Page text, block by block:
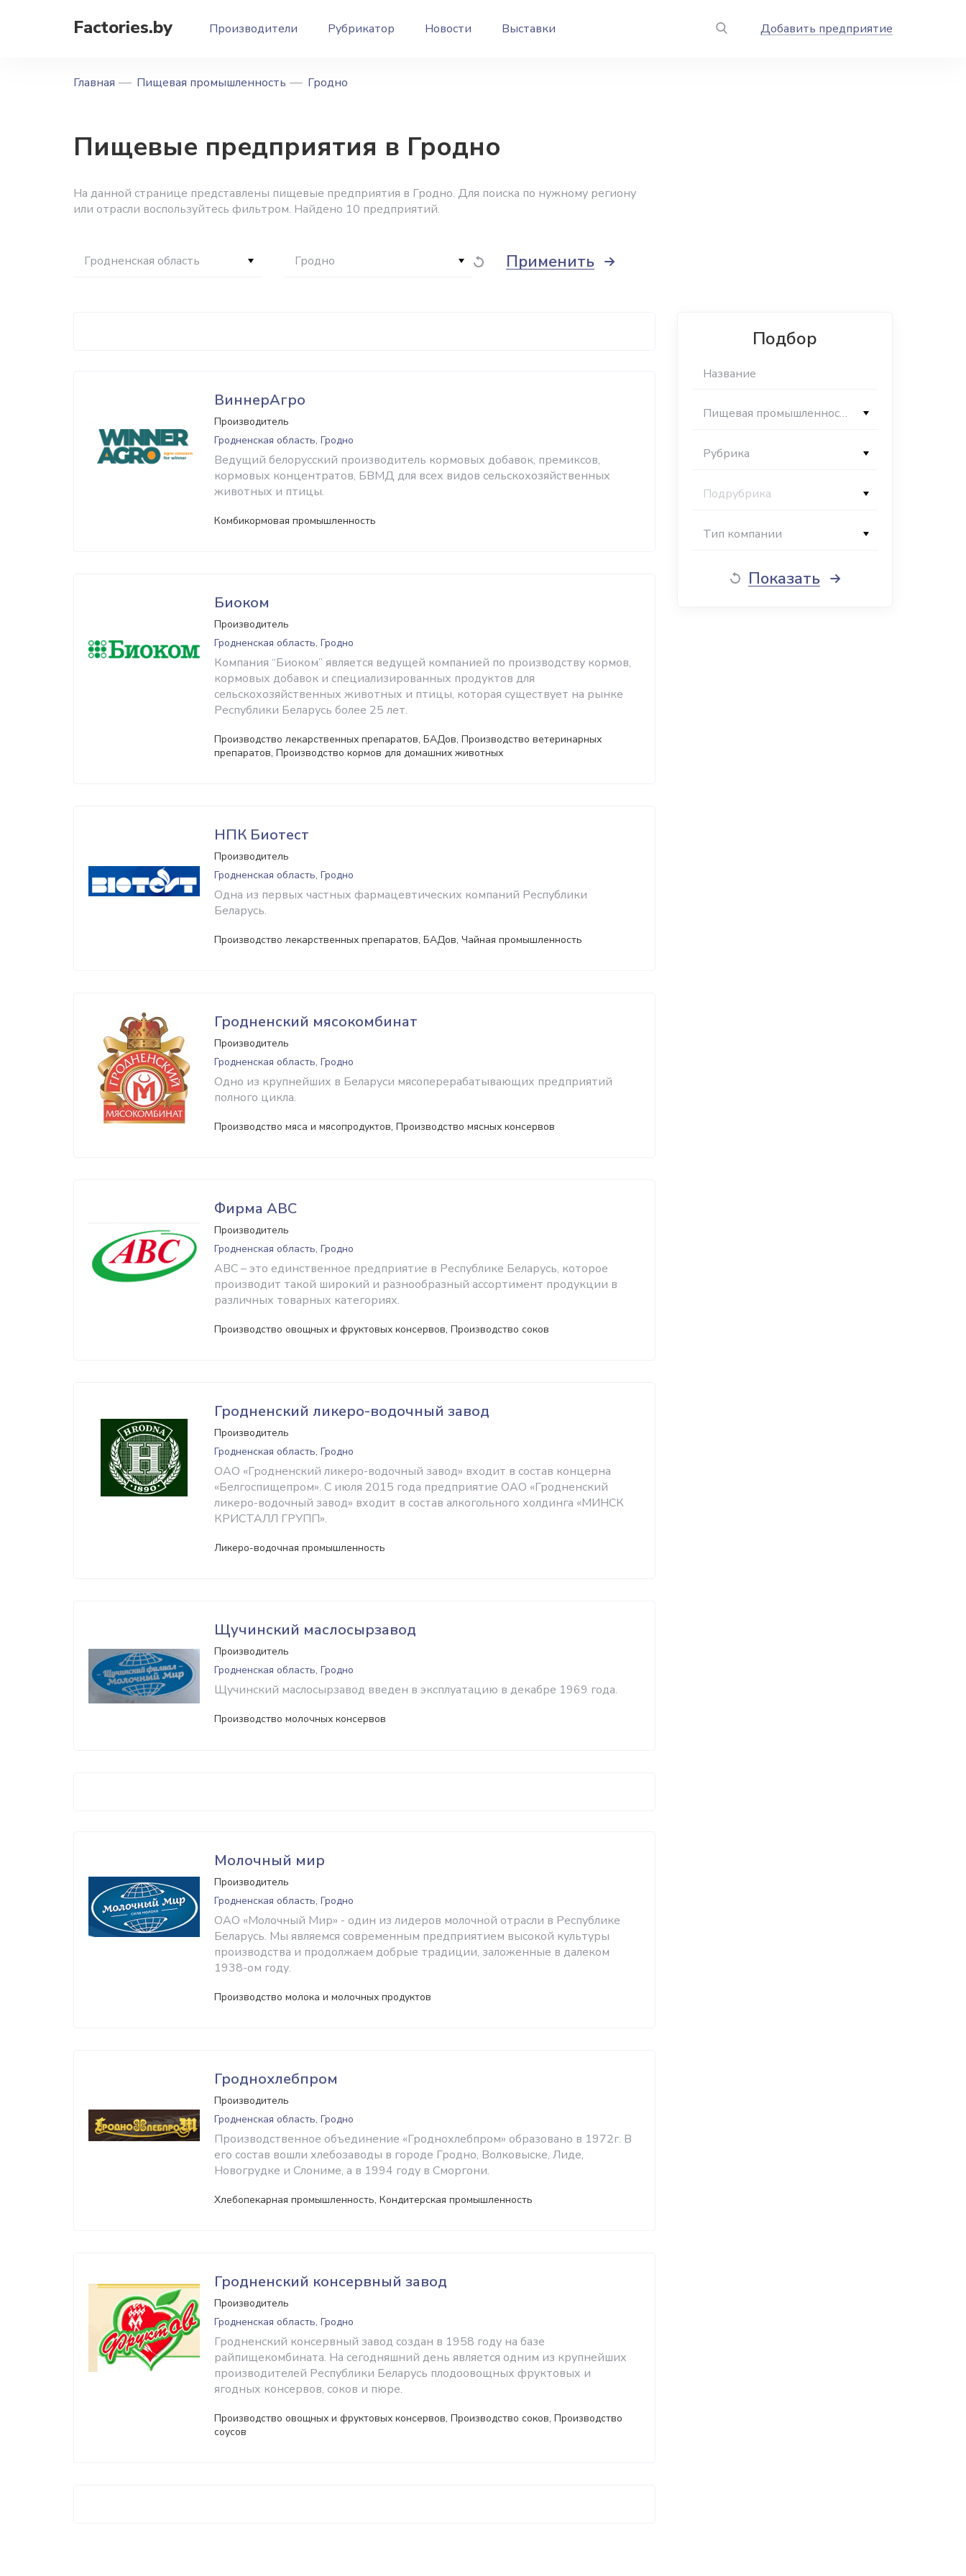
Factories.by Производители Рубрикатор Новости Выставки Добавить предприятие
Главная Пищевая промышленность Гродно
Пищевые предприятия в Гродно
На данной странице представлены пищевые предприятия в Гродно. Для поиска по нужному региону
или отрасли воспользуйтесь фильтром. Найдено 10 предприятий.
Гродненская область Гродно Применить
ВиннерАгро
Производитель
Гродненская область, Гродно
Ведущий белорусский производитель кормовых добавок, премиксов,
кормовых концентратов, БВМД для всех видов сельскохозяйственных
животных и птицы.
Комбикормовая промышленность
Биоком
Производитель
Гродненская область, Гродно
Компания “Биоком” является ведущей компанией по производству кормов,
кормовых добавок и специализированных продуктов для
сельскохозяйственных животных и птицы, которая существует на рынке
Республики Беларусь более 25 лет.
Производство лекарственных препаратов, БАДов, Производство ветеринарных
препаратов, Производство кормов для домашних животных
НПК Биотест
Производитель
Гродненская область, Гродно
Одна из первых частных фармацевтических компаний Республики
Беларусь.
Производство лекарственных препаратов, БАДов, Чайная промышленность
Гродненский мясокомбинат
Производитель
Гродненская область, Гродно
Одно из крупнейших в Беларуси мясоперерабатывающих предприятий
полного цикла.
Производство мяса и мясопродуктов, Производство мясных консервов
Фирма АВС
Производитель
Гродненская область, Гродно
АВС – это единственное предприятие в Республике Беларусь, которое
производит такой широкий и разнообразный ассортимент продукции в
различных товарных категориях.
Производство овощных и фруктовых консервов, Производство соков
Гродненский ликеро-водочный завод
Производитель
Гродненская область, Гродно
ОАО «Гродненский ликеро-водочный завод» входит в состав концерна
«Белгоспищепром». С июля 2015 года предприятие ОАО «Гродненский
ликеро-водочный завод» входит в состав алкогольного холдинга «МИНСК
КРИСТАЛЛ ГРУПП».
Ликеро-водочная промышленность
Щучинский маслосырзавод
Производитель
Гродненская область, Гродно
Щучинский маслосырзавод введен в эксплуатацию в декабре 1969 года.
Производство молочных консервов
Молочный мир
Производитель
Гродненская область, Гродно
ОАО «Молочный Мир» - один из лидеров молочной отрасли в Республике
Беларусь. Мы являемся современным предприятием высокой культуры
производства и продолжаем добрые традиции, заложенные в далеком
1938-ом году.
Производство молока и молочных продуктов
Гроднохлебпром
Производитель
Гродненская область, Гродно
Производственное объединение «Гроднохлебпром» образовано в 1972г. В
его состав вошли хлебозаводы в городе Гродно, Волковыске, Лиде,
Новогрудке и Слониме, а в 1994 году в Сморгони.
Хлебопекарная промышленность, Кондитерская промышленность
Гродненский консервный завод
Производитель
Гродненская область, Гродно
Гродненский консервный завод создан в 1958 году на базе
райпищекомбината. На сегодняшний день является одним из крупнейших
производителей Республики Беларусь плодоовощных фруктовых и
ягодных консервов, соков и пюре.
Производство овощных и фруктовых консервов, Производство соков, Производство
соусов
Подбор
Пищевая промышленность
Рубрика
Подрубрика
Тип компании
Показать